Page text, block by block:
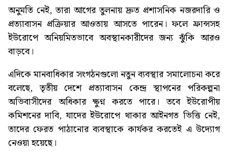
অনুমতি নেই, তারা আগের তুলনায় দ্রুত প্রশাসনিক নজরদারি ও
প্রত্যাবাসন প্রক্রিয়ার আওতায় আসতে পারেন। ফলে ফ্রান্সসহ
ইউরোপে অনিয়মিতভাবে অবস্থানকারীদের জন্য ঝুঁকি আরও
বাড়বে।
এদিকে মানবাধিকার সংগঠনগুলো নতুন ব্যবস্থার সমালোচনা করে
বলেছে, তৃতীয় দেশে প্রত্যাবাসন কেন্দ্র স্থাপনের পরিকল্পনা
অভিবাসীদের অধিকার ক্ষুণ্ন করতে পারে। তবে ইউরোপীয়
কমিশনের দাবি, যাদের ইউরোপে থাকার আইনগত ভিত্তি নেই,
তাদের ফেরত পাঠানোর ব্যবস্থাকে কার্যকর করতেই এ উদ্যোগ
নেওয়া হয়েছে।